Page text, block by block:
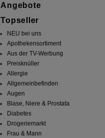
Angebote
Topseller
NEU bei uns
Apothekensortiment
Aus der TV-Werbung
Preisknüller
Allergie
Allgemeinbefinden
Augen
Blase, Niere & Prostata
Diabetes
Drogeriemarkt
Frau & Mann